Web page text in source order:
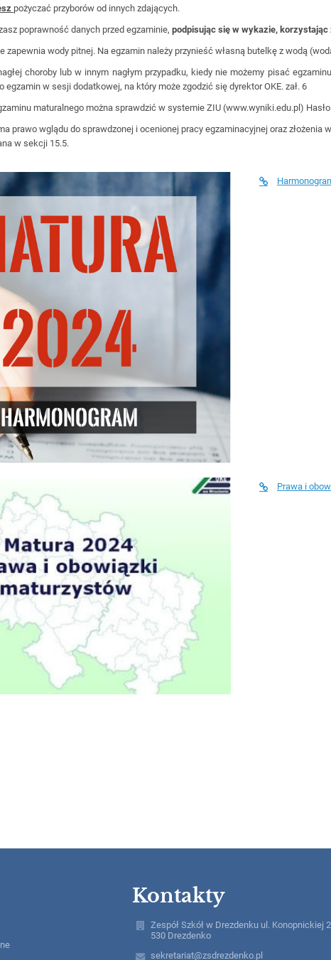
pożyczać przyborów od innych zdających.
poprawność danych przed egzaminie,podpisując się w wykazie, korzystając
zapewnia wody pitnej. Na egzamin należy przynieść własną butelkę z wodą
choroby lub w innym nagłym przypadku, kiedy nie możemy pisać
egzamin w sesji dodatkowej, na który może zgodzić się dyrektor OKE. zał. 6
maturalnego można sprawdzić w systemie ZIU (www.wyniki.edu.pl)
prawo wglądu do sprawdzonej i ocenionej pracy egzaminacyjnej oraz
w sekcji 15.5.
Prawa i
Kontakty
Zespół Szkół w Drezdenku ul. Konopnickiej
530 Drezdenko
sekretariat@zsdrezdenko.pl